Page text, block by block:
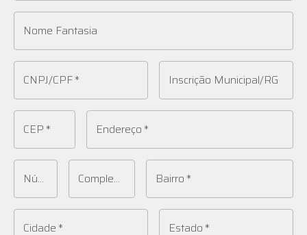
Nome Fantasia
CNPJ/CPF* Inscrição Municipal/RG
CEP* Endereço*
Número Complemento Bairro*
Cidade* Estado*